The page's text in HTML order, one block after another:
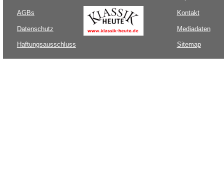
AGBs
Datenschutz
Haftungsausschluss
Kontakt
Mediadaten
Sitemap